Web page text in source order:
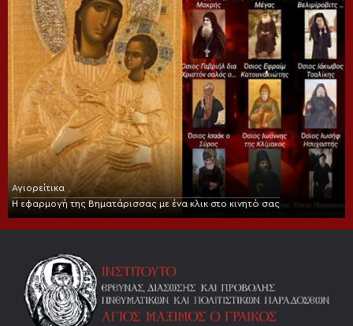
Αγιορείτικα
Η εφαρμογή της Βηματάρισσας με ένα κλικ στο κινητό σας